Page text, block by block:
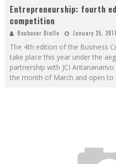
Entrepreneurship: fourth
competition
Boubacar Diallo January 25, 2017
The 4th edition of the Business
take place this year under the
partnership with JCI
the month of March and open to